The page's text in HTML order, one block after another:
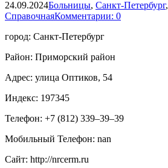
24.09.2024Больницы, Санкт-Петербург,
СправочнаяКомментарии: 0
город: Санкт-Петербург
Район: Приморский район
Адрес: улица Оптиков, 54
Индекс: 197345
Телефон: +7 (812) 339‒39‒39
Мобильный Телефон: nan
Сайт: http://nrcerm.ru